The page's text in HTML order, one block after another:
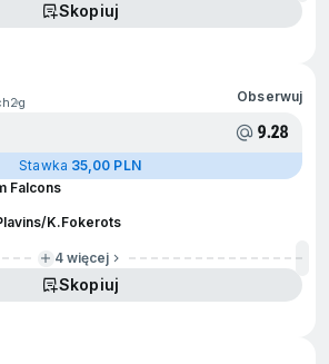
Skopiuj
2g Obserwuj
9.28
Stawka 35,00 PLN
Falcons
K.Fokerots
4 więcej
Skopiuj